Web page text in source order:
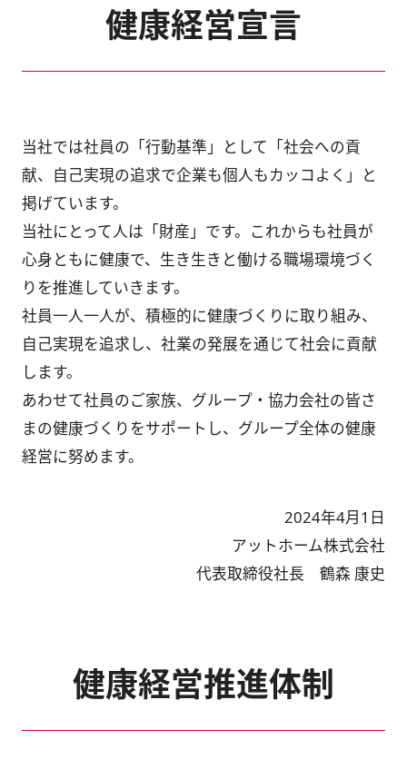
沿革
DX戦略
調査データ
消費者向け不動産情報サービス
キャリア採用情報
障がい者採用情報
健康経営宣言
当社では社員の「行動基準」として「社会への貢
献、自己実現の追求で企業も個人もカッコよく」と
掲げています。
当社にとって人は「財産」です。これからも社員が
心身ともに健康で、生き生きと働ける職場環境づく
りを推進していきます。
社員一人一人が、積極的に健康づくりに取り組み、
自己実現を追求し、社業の発展を通じて社会に貢献
します。
あわせて社員のご家族、グループ・協力会社の皆さ
まの健康づくりをサポートし、グループ全体の健康
経営に努めます。
2024年4月1日
アットホーム株式会社
代表取締役社長 鶴森 康史
健康経営推進体制